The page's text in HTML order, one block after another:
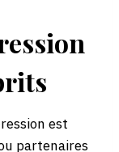
est
partenaires